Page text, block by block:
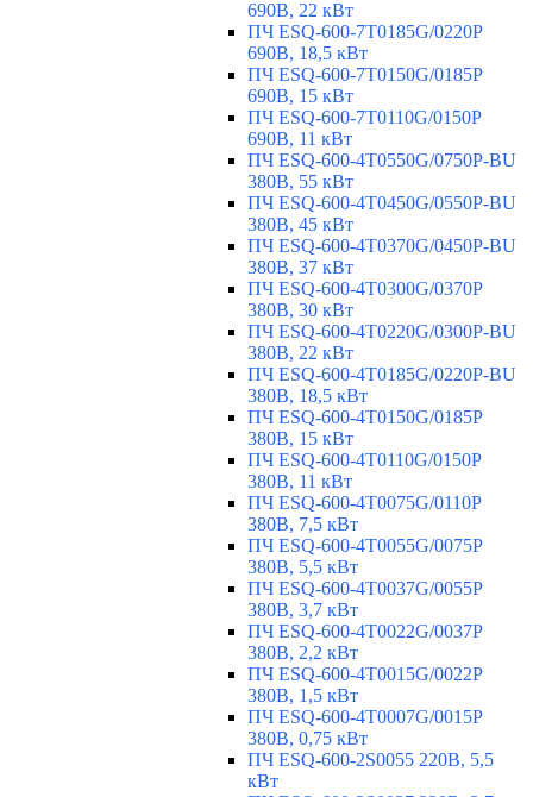
690В, 22 кВт
ПЧ ESQ-600-7T0185G/0220P
690В, 18,5 кВт
ПЧ ESQ-600-7T0150G/0185P
690В, 15 кВт
ПЧ ESQ-600-7T0110G/0150P
690В, 11 кВт
ПЧ ESQ-600-4T0550G/0750P-BU
380В, 55 кВт
ПЧ ESQ-600-4T0450G/0550P-BU
380В, 45 кВт
ПЧ ESQ-600-4T0370G/0450P-BU
380В, 37 кВт
ПЧ ESQ-600-4T0300G/0370P
380В, 30 кВт
ПЧ ESQ-600-4T0220G/0300P-BU
380В, 22 кВт
ПЧ ESQ-600-4T0185G/0220P-BU
380В, 18,5 кВт
ПЧ ESQ-600-4T0150G/0185P
380В, 15 кВт
ПЧ ESQ-600-4T0110G/0150P
380В, 11 кВт
ПЧ ESQ-600-4T0075G/0110P
380В, 7,5 кВт
ПЧ ESQ-600-4T0055G/0075P
380В, 5,5 кВт
ПЧ ESQ-600-4T0037G/0055P
380В, 3,7 кВт
ПЧ ESQ-600-4T0022G/0037P
380В, 2,2 кВт
ПЧ ESQ-600-4T0015G/0022P
380В, 1,5 кВт
ПЧ ESQ-600-4T0007G/0015P
380В, 0,75 кВт
ПЧ ESQ-600-2S0055 220В, 5,5
кВт